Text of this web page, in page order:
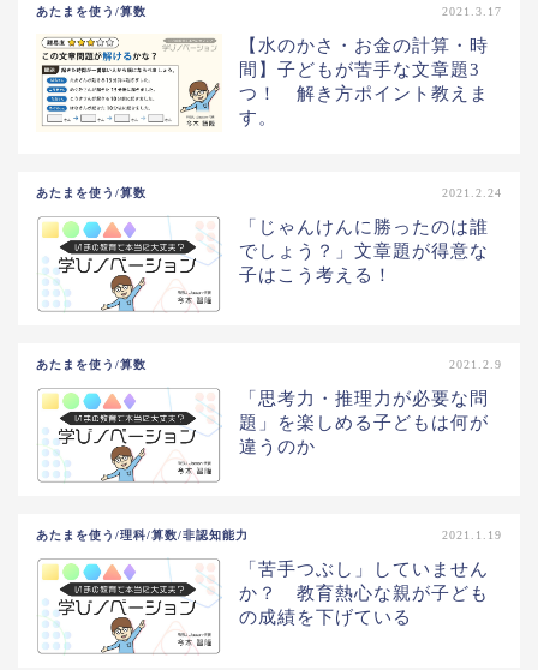
あたまを使う/算数 2021.3.17
【水のかさ・お金の計算・時
間】子どもが苦手な文章題3
つ！ 解き方ポイント教えま
す。
あたまを使う/算数 2021.2.24
「じゃんけんに勝ったのは誰
でしょう？」文章題が得意な
子はこう考える！
あたまを使う/算数 2021.2.9
「思考力・推理力が必要な問
題」を楽しめる子どもは何が
違うのか
あたまを使う/理科/算数/非認知能力 2021.1.19
「苦手つぶし」していません
か？ 教育熱心な親が子ども
の成績を下げている